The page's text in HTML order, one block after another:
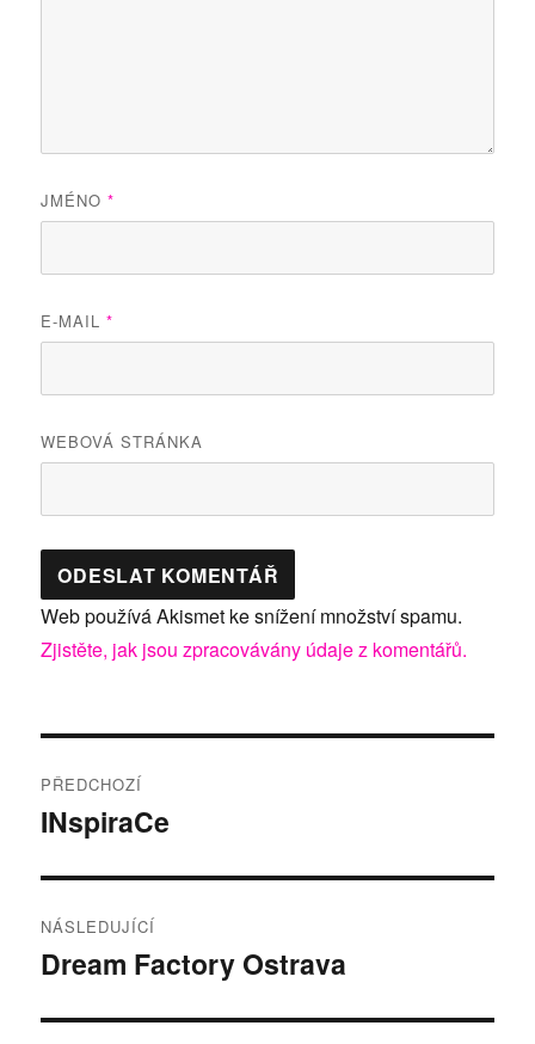
JMÉNO*
E-MAIL*
WEBOVÁ STRÁNKA
Web používá Akismet ke snížení množství spamu.
Zjistěte, jak jsou zpracovávány údaje z komentářů.
pro
PŘEDCHOZÍ
Předchozí
INspiraCe
NÁSLEDUJÍCÍ
Následující
Dream Factory Ostrava